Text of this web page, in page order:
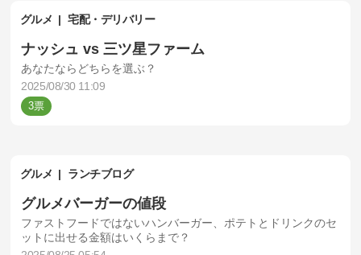
グルメ 宅配・デリバリー
ナッシュ vs 三ツ星ファーム
あなたならどちらを選ぶ？
2025/08/30 11:09
3
グルメ ランチブログ
グルメバーガーの値段
ファストフードではないハンバーガー、ポテトとドリンクのセ
ットに出せる金額はいくらまで？